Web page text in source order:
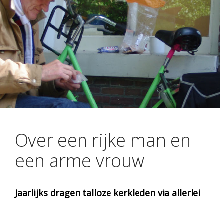
Over een rijke man en
een arme vrouw
Jaarlijks dragen talloze kerkleden via allerlei